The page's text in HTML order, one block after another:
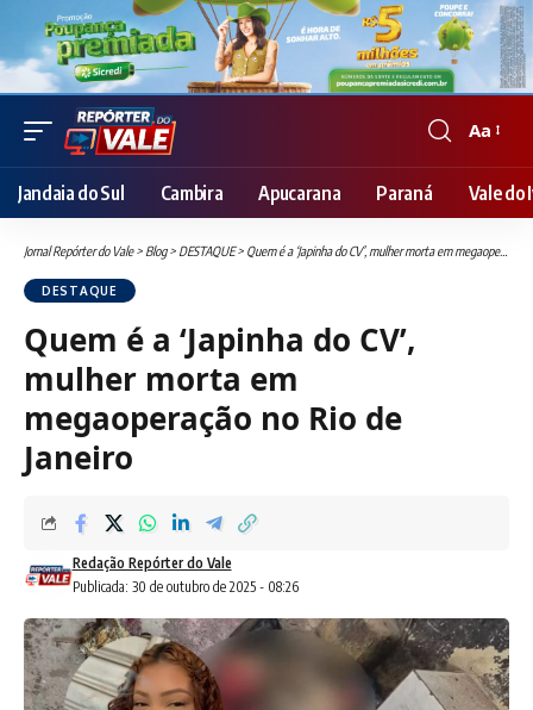
Font
Resizer
Aa
Jandaia do Sul Cambira Apucarana Paraná Vale do
Jornal Repórter do Vale> Blog> DESTAQUE> Quem é a ‘Japinha do CV’, mulher morta em megaoperação no Rio de Janeiro
DESTAQUE
Quem é a ‘Japinha do CV’,
mulher morta em
megaoperação no Rio de
Janeiro
Publicada: 30 de outubro de 2025 - 08:26
Redação Repórter do Vale